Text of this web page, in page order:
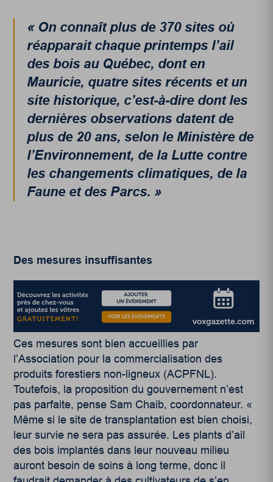
« On connaît plus de 370 sites où
réapparait chaque printemps l’ail
des bois au Québec, dont en
Mauricie, quatre sites récents et un
site historique, c’est-à-dire dont les
dernières observations datent de
plus de 20 ans, selon le Ministère de
l’Environnement, de la Lutte contre
les changements climatiques, de la
Faune et des Parcs. »
Des mesures insuffisantes
Ces mesures sont bien accueillies par
l’Association pour la commercialisation des
produits forestiers non-ligneux (ACPFNL).
Toutefois, la proposition du gouvernement n’est
pas parfaite, pense Sam Chaib, coordonnateur. «
Même si le site de transplantation est bien choisi,
leur survie ne sera pas assurée. Les plants d’ail
des bois implantés dans leur nouveau milieu
auront besoin de soins à long terme, donc il